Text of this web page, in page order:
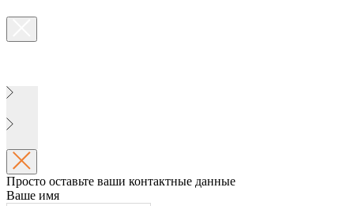
Просто оставьте ваши контактные данные
Ваше имя